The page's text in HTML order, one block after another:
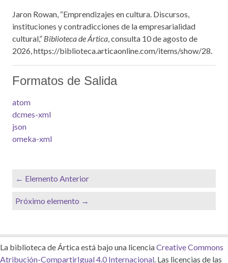
Jaron Rowan, “Emprendizajes en cultura. Discursos,
instituciones y contradicciones de la empresarialidad
cultural,” Biblioteca de Ártica, consulta 10 de agosto de
2026,https://biblioteca.articaonline.com/items/show/28.
Formatos de Salida
atom
dcmes-xml
json
omeka-xml
← Elemento Anterior
Próximo elemento →
La biblioteca de Ártica está bajo una licenciaCreative Commons
Atribución-CompartirIgual 4.0 Internacional. Las licencias de las